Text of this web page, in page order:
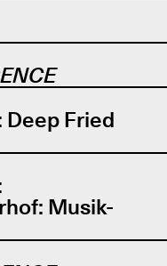
Deep Fried
Musik-